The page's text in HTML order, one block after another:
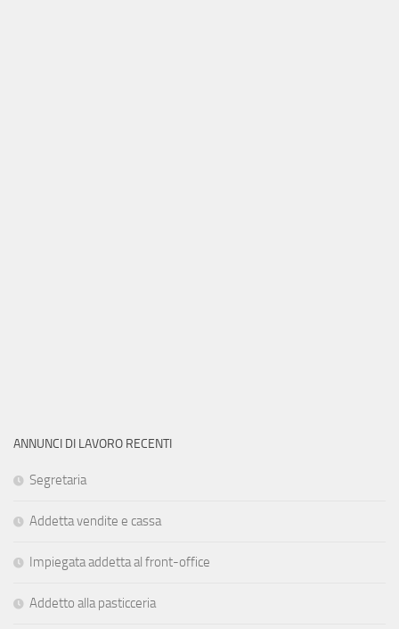
ANNUNCI DI LAVORO RECENTI
Segretaria
Addetta vendite e cassa
Impiegata addetta al front-office
Addetto alla pasticceria